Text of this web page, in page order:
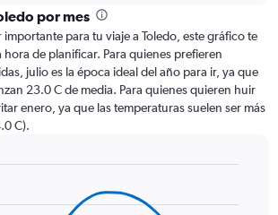
por mes
importante para tu viaje a Toledo, este gráfico te
hora de planificar. Para quienes prefieren
julio es la época ideal del año para ir, ya que
23.0 C de media. Para quienes quieren huir
enero, ya que las temperaturas suelen ser más
C).